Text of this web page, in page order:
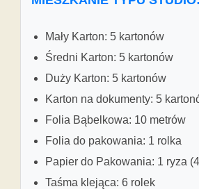
Mały Karton: 5 kartonów
Średni Karton: 5 kartonów
Duży Karton: 5 kartonów
Karton na dokumenty: 5
Folia Bąbelkowa: 10 metrów
Folia do pakowania: 1 rolka
Papier do Pakowania: 1 ryza
Taśma klejąca: 6 rolek